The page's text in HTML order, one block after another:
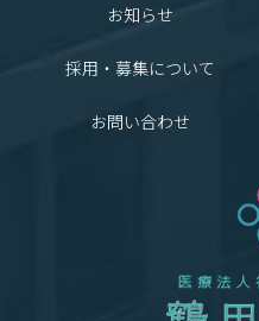
お知らせ
採用・募集について
お問い合わせ